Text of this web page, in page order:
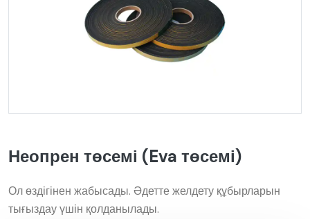
Неопрен төсемі (Eva төсемі)
Ол өздігінен жабысады. Әдетте желдету құбырларын
тығыздау үшін қолданылады.